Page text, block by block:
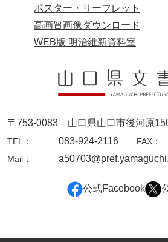
ポスター・リーフレット
高画質画像ダウンロード
WEB版 明治維新資料室
〒753-0083 山口県山口市後河原
TEL：
083-924-2116 FAX：
Mail：
公式Facebook